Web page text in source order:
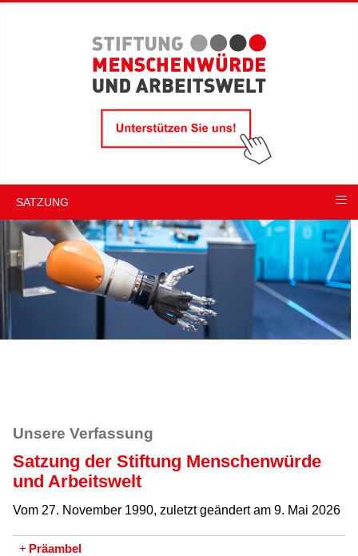
SATZUNG ≡
Unsere Verfassung
Satzung der Stiftung Menschenwürde
und Arbeitswelt
Vom 27. November 1990, zuletzt geändert am 9. Mai 2026
+ Präambel